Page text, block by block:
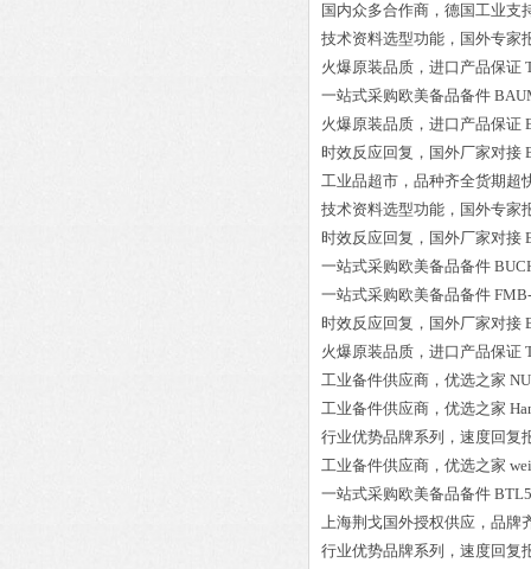
国内众多合作商，德国工业支
技术资料选型功能，国外专家
火爆原装品质，进口产品保证
一站式采购欧美备品备件
火爆原装品质，进口产品保证
时效反应回复，国外厂家对接
工业品超市，品种齐全货期超
技术资料选型功能，国外专家
时效反应回复，国外厂家对接
一站式采购欧美备品备件
一站式采购欧美备品备件
时效反应回复，国外厂家对接
火爆原装品质，进口产品保证
工业备件供应商，优选之家
工业备件供应商，优选之家
行业优势品牌系列，速度回复
工业备件供应商，优选之家
一站式采购欧美备品备件
上海荆戈国外授权供应，品牌
行业优势品牌系列，速度回复